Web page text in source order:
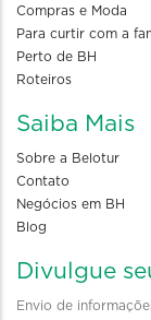
Compras e Moda
Para curtir com a
Perto de BH
Roteiros
Saiba Mais
Sobre a Belotur
Contato
Negócios em BH
Blog
Divulgue
Envio de